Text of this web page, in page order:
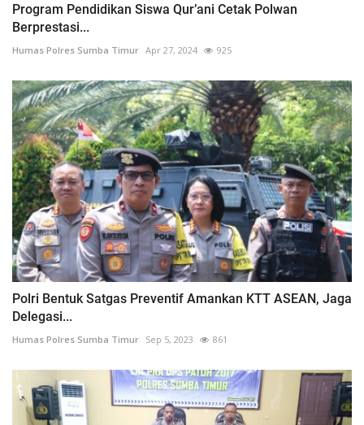
Program Pendidikan Siswa Qur’ani Cetak Polwan
Berprestasi...
Humas Polres Sumba Timur Apr 27, 2024 925
Polri Bentuk Satgas Preventif Amankan KTT ASEAN, Jaga
Delegasi...
Humas Polres Sumba Timur Sep 5, 2023 861